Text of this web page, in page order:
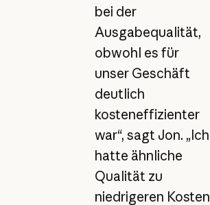
bei der
Ausgabequalität,
obwohl es für
unser Geschäft
deutlich
kosteneffizienter
war“, sagt Jon. „Ich
hatte ähnliche
Qualität zu
niedrigeren Kosten